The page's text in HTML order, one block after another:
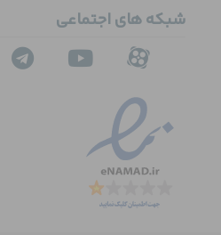
شبکه های اجتماعی